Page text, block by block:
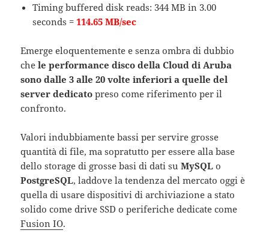
Timing buffered disk reads: 344 MB in 3.00
seconds =114.65 MB/sec
Emerge eloquentemente e senza ombra di dubbio
chele performance disco della Cloud di Aruba
sono dalle 3 alle 20 volte inferiori a quelle del
server dedicato preso come riferimento per il
confronto.
Valori indubbiamente bassi per servire grosse
quantità di file, ma sopratutto per essere alla base
dello storage di grosse basi di dati suMySQL o
PostgreSQL, laddove la tendenza del mercato oggi è
quella di usare dispositivi di archiviazione a stato
solido come drive SSD o periferiche dedicate come
Fusion IO.